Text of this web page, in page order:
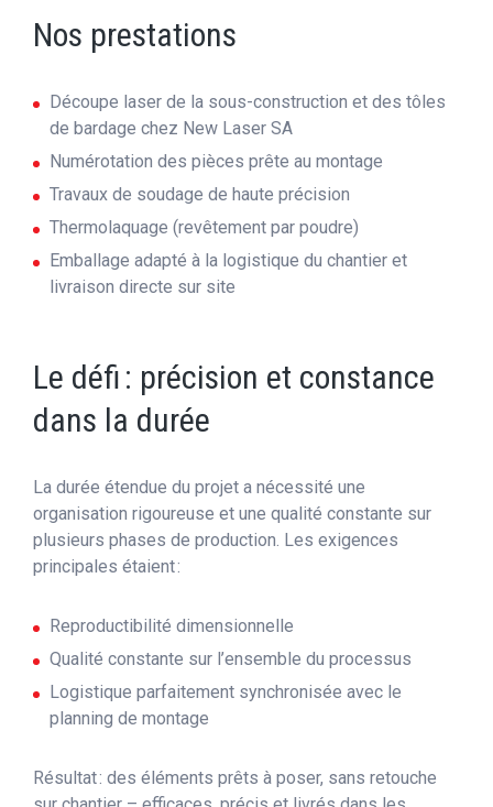
Nos prestations
Découpe laser de la sous-construction et des tôles
de bardage chez New Laser SA
Numérotation des pièces prête au montage
Travaux de soudage de haute précision
Thermolaquage (revêtement par poudre)
Emballage adapté à la logistique du chantier et
livraison directe sur site
Le défi : précision et constance
dans la durée
La durée étendue du projet a nécessité une
organisation rigoureuse et une qualité constante sur
plusieurs phases de production. Les exigences
principales étaient :
Reproductibilité dimensionnelle
Qualité constante sur l’ensemble du processus
Logistique parfaitement synchronisée avec le
planning de montage
Résultat : des éléments prêts à poser, sans retouche